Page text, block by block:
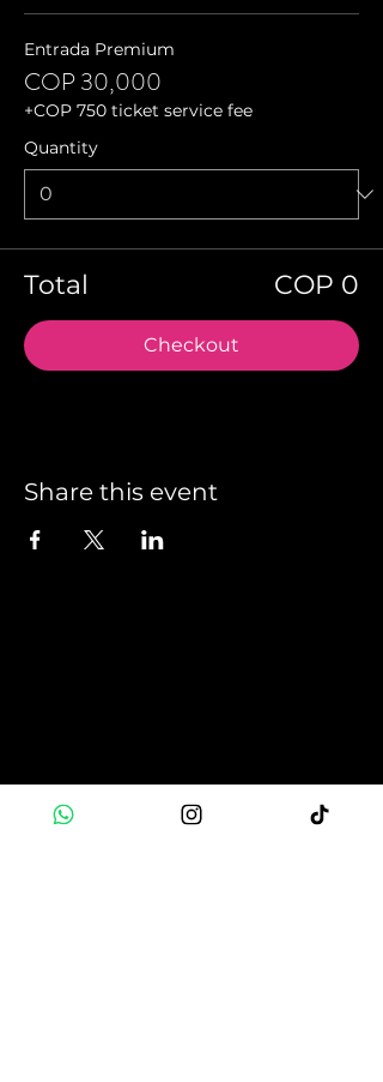
Entrada Premium
COP 30,000
+COP 750 ticket service fee
Quantity
Total COP 0
Checkout
Share this event